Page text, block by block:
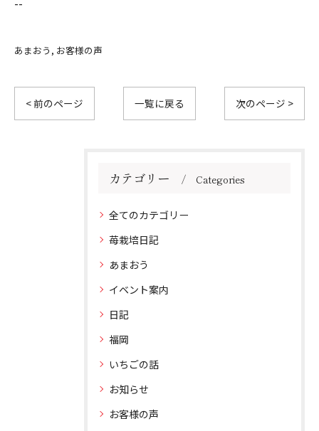
あまおう お客様の声
< 前のページ 一覧に戻る 次のページ >
カテゴリー Categories
全てのカテゴリー
苺栽培日記
あまおう
イベント案内
日記
福岡
いちごの話
お知らせ
お客様の声